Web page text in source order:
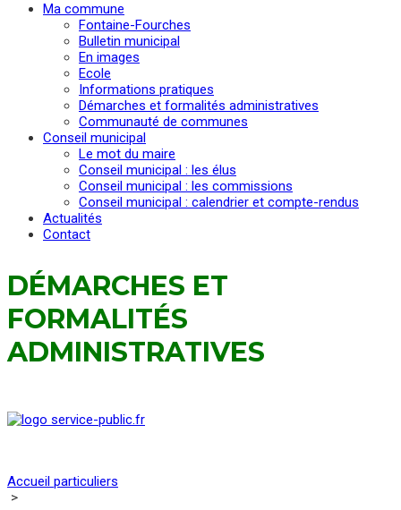
Ma commune
Fontaine-Fourches
Bulletin municipal
En images
Ecole
Informations pratiques
Démarches et formalités administratives
Communauté de communes
Conseil municipal
Le mot du maire
Conseil municipal : les élus
Conseil municipal : les commissions
Conseil municipal : calendrier et compte-rendus
Actualités
Contact
DÉMARCHES ET
FORMALITÉS
ADMINISTRATIVES
Accueil particuliers
>